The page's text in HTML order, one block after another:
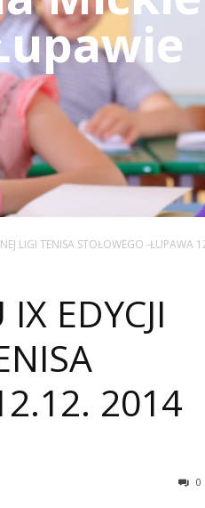
LIGI TENISA STOŁOWEGO -ŁUPAWA
EDYCJI
2014
0